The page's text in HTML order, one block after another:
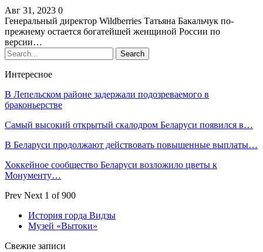
Авг 31, 2023 0
Генеральный директор Wildberries Татьяна Бакальчук по-
прежнему остается богатейшей женщиной России по
версии…
Интересное
В Лепельском районе задержали подозреваемого в
браконьерстве
Самый высокий открытый скалодром Беларуси появился в…
В Беларуси продолжают действовать повышенные выплаты…
Хоккейное сообщество Беларуси возложило цветы к
Монументу…
Prev Next 1 of 900
История горда Видзы
Музей «Вытоки»
Свежие записи